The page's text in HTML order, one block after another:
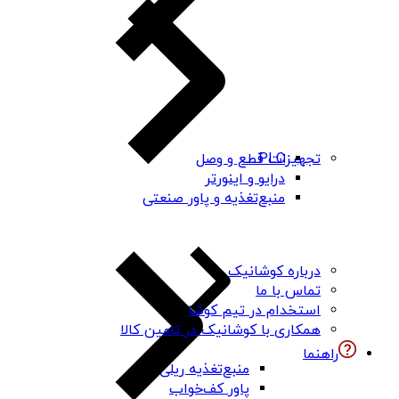
PLC
درایو و اینورتر
منبع‌تغذیه و پاور صنعتی
منبع‌تغذیه ریلی
پاور کف‌خواب
تجهیزات قطع و وصل
درباره کوشانیک
تماس با ما
استخدام در تیم کوشا
همکاری با کوشانیک در تامین کالا
راهنما